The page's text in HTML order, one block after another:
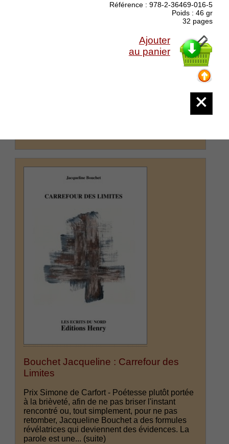
Lefeuvre Bénédicte : Oratorio pour les
collection La Main aux Poètes - Déambulation
Bouchet Jacqueline : Carrefour des
Limites
Prix Simone de Carfort - Poétesse plutôt portée
à la brièveté, afin de ne pas briser l'instant
rencontré ou, tout simplement, pour ne pas
retomber, Jacqueline Bouchet a des formules
révélatrices qui deviennent des évidences. La
parole est une... (suite)
Référence : 978-2-36469-016-5
Poids : 46 gr
32 pages
Ajouter
au panier